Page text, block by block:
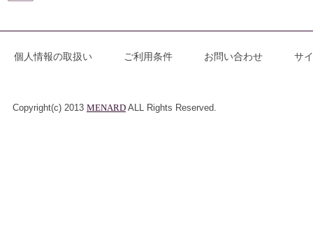
個人情報の取扱い ご利用条件 お問い合わせ サ
Copyright(c) 2013 MENARD ALL Rights Reserved.